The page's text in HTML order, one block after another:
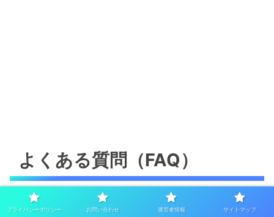
よくある質問（FAQ）
プライバシーポリシー お問い合わせ 運営者情報 サイトマップ